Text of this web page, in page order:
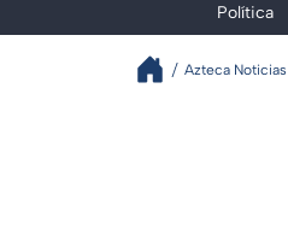
Política
Azteca Noticias